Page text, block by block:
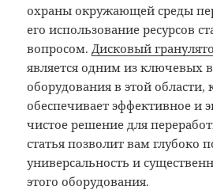
охраны окружающей среды
его использование ресурсов
вопросом.Дисковый
является одним из ключевых
оборудования в этой области,
обеспечивает эффективное и
чистое решение для
статья позволит вам глубоко
универсальность и
этого оборудования.